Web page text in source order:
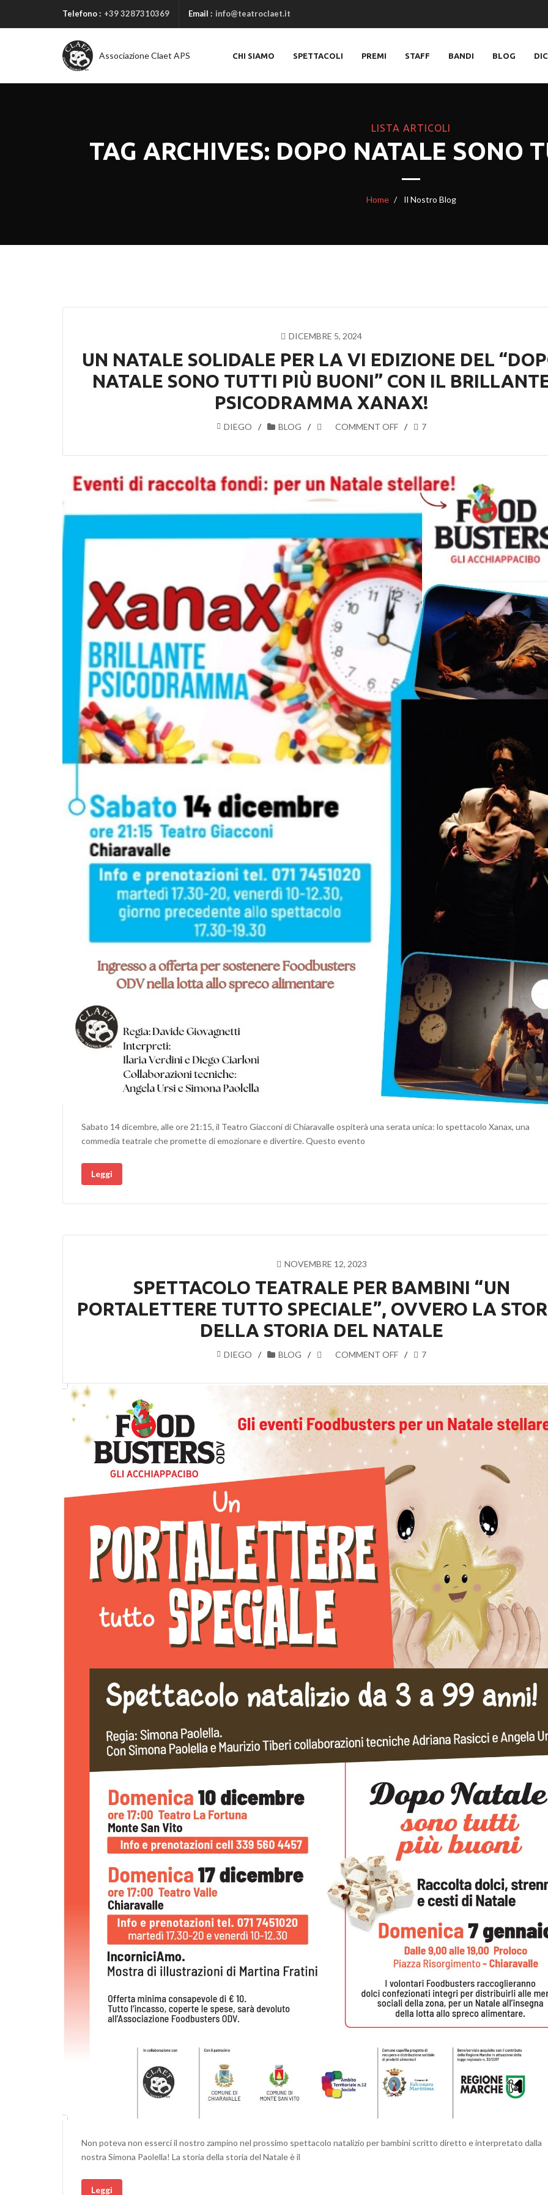
Telefono : +39 3287310369 Email : info@teatroclaet.it
Associazione Claet APS CHI SIAMO SPETTACOLI PREMI STAFF BANDI BLOG
LISTA ARTICOLI
TAG ARCHIVES: DOPO NATALE SONO
Home Il Nostro Blog
DICEMBRE 5, 2024
UN NATALE SOLIDALE PER LA VI EDIZIONE DEL
NATALE SONO TUTTI PIÙ BUONI” CON IL
PSICODRAMMA XANAX!
DIEGO BLOG COMMENT OFF 7
Sabato 14 dicembre, alle ore 21:15, il Teatro Giacconi di Chiaravalle ospiterà una serata unica: lo spettacolo Xanax, una
commedia teatrale che promette di emozionare e divertire. Questo evento
Leggi
NOVEMBRE 12, 2023
SPETTACOLO TEATRALE PER BAMBINI “UN
PORTALETTERE TUTTO SPECIALE”, OVVERO LA
DELLA STORIA DEL NATALE
DIEGO BLOG COMMENT OFF 7
Non poteva non esserci il nostro zampino nel prossimo spettacolo natalizio per bambini scritto diretto e interpretato dalla
nostra Simona Paolella! La storia della storia del Natale è il
Leggi